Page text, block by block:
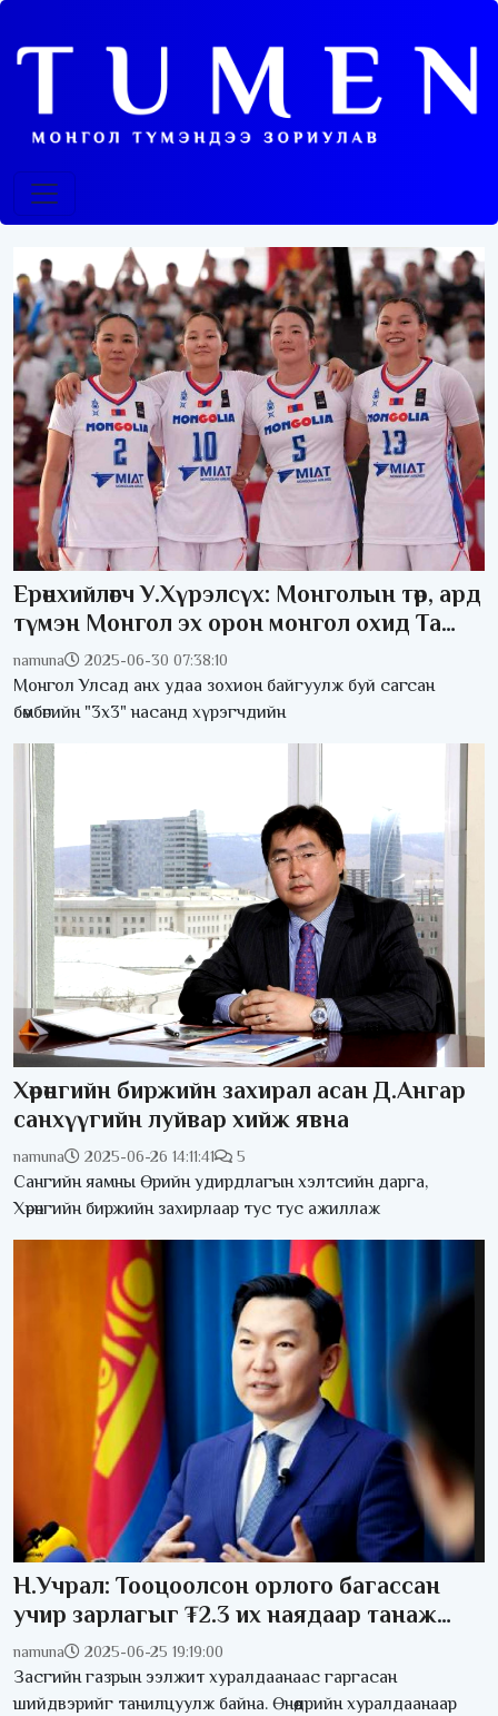
Ерөнхийлөгч У.Хүрэлсүх: Монголын төр, ард
түмэн Монгол эх орон монгол охид Та
бүхнээрээ бахархаж байна
namuna 2025-06-30 07:38:10
Монгол Улсад анх удаа зохион байгуулж буй сагсан
бөмбөгийн "3х3" насанд хүрэгчдийн
Хөрөнгийн биржийн захирал асан Д.Ангар
санхүүгийн луйвар хийж явна
namuna 2025-06-26 14:11:41 5
Сангийн яамны Өрийн удирдлагын хэлтсийн дарга,
Хөрөнгийн биржийн захирлаар тус тус ажиллаж
Н.Учрал: Тооцоолсон орлого багассан
учир зарлагыг ₮2.3 их наядаар танаж
байна
namuna 2025-06-25 19:19:00
Засгийн газрын ээлжит хуралдаанаас гаргасан
шийдвэрийг танилцуулж байна. Өнөөдрийн хуралдаанаар